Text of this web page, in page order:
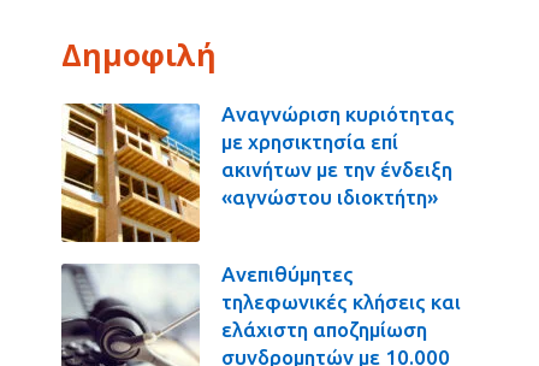
Δημοφιλή
Αναγνώριση κυριότητας
με χρησικτησία επί
ακινήτων με την ένδειξη
«αγνώστου ιδιοκτήτη»
Ανεπιθύμητες
τηλεφωνικές κλήσεις και
ελάχιστη αποζημίωση
συνδρομητών με 10.000